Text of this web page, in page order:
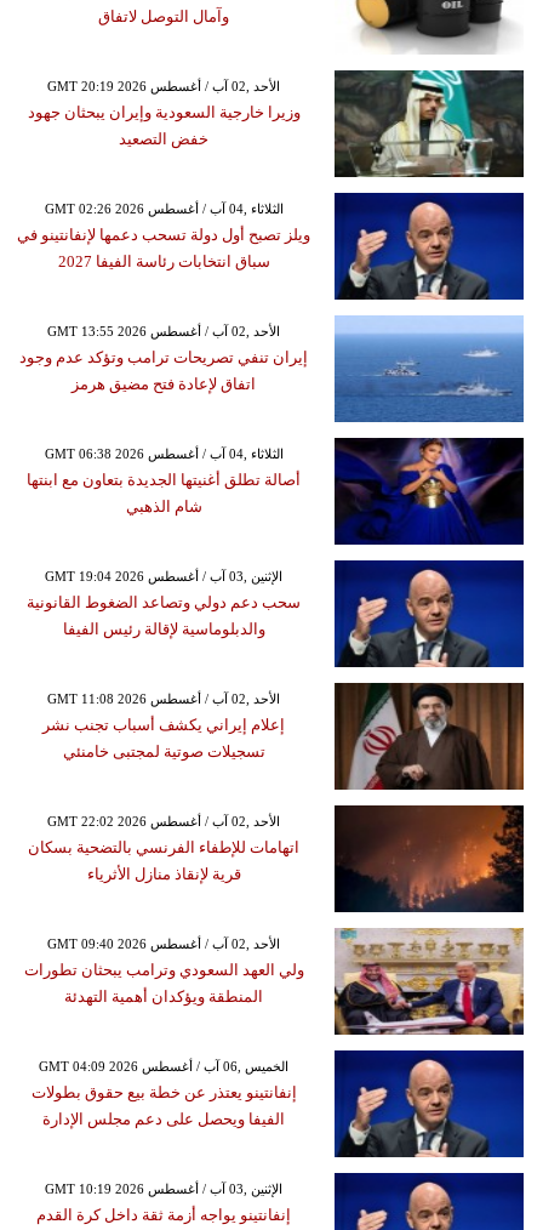
وآمال التوصل لاتفاق
GMT 20:19 2026 الأحد ,02 آب / أغسطس
وزيرا خارجية السعودية وإيران يبحثان جهود
خفض التصعيد
GMT 02:26 2026 الثلاثاء ,04 آب / أغسطس
ويلز تصبح أول دولة تسحب دعمها لإنفانتينو في
سباق انتخابات رئاسة الفيفا 2027
GMT 13:55 2026 الأحد ,02 آب / أغسطس
إيران تنفي تصريحات ترامب وتؤكد عدم وجود
اتفاق لإعادة فتح مضيق هرمز
GMT 06:38 2026 الثلاثاء ,04 آب / أغسطس
أصالة تطلق أغنيتها الجديدة بتعاون مع ابنتها
شام الذهبي
GMT 19:04 2026 الإثنين ,03 آب / أغسطس
سحب دعم دولي وتصاعد الضغوط القانونية
والدبلوماسية لإقالة رئيس الفيفا
GMT 11:08 2026 الأحد ,02 آب / أغسطس
إعلام إيراني يكشف أسباب تجنب نشر
تسجيلات صوتية لمجتبى خامنئي
GMT 22:02 2026 الأحد ,02 آب / أغسطس
اتهامات للإطفاء الفرنسي بالتضحية بسكان
قرية لإنقاذ منازل الأثرياء
GMT 09:40 2026 الأحد ,02 آب / أغسطس
ولي العهد السعودي وترامب يبحثان تطورات
المنطقة ويؤكدان أهمية التهدئة
GMT 04:09 2026 الخميس ,06 آب / أغسطس
إنفانتينو يعتذر عن خطة بيع حقوق بطولات
الفيفا ويحصل على دعم مجلس الإدارة
GMT 10:19 2026 الإثنين ,03 آب / أغسطس
إنفانتينو يواجه أزمة ثقة داخل كرة القدم